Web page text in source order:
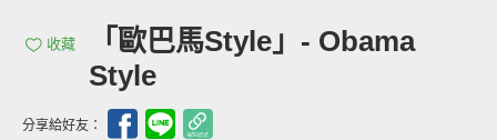
收藏
「歐巴馬Style」- Obama
Style
分享給好友：